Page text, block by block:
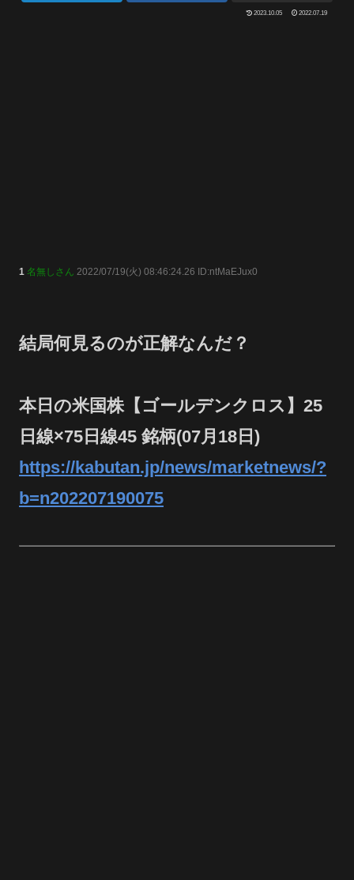
2023.10.05 2022.07.19
1 名無しさん 2022/07/19(火) 08:46:24.26 ID:ntMaEJux0
結局何見るのが正解なんだ？
本日の米国株【ゴールデンクロス】25
日線×75日線45 銘柄(07月18日)
https://kabutan.jp/news/marketnews/?
b=n202207190075